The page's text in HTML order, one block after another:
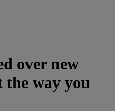
over new
way you